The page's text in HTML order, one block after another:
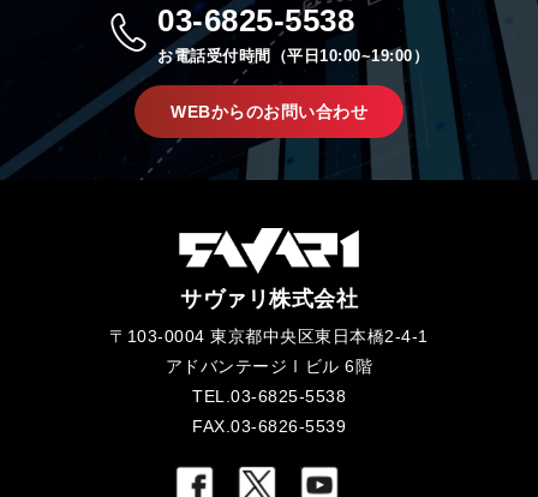
03-6825-5538
お電話受付時間（平日10:00~19:00）
WEBからのお問い合わせ
サヴァリ株式会社
〒103-0004 東京都中央区東日本橋2-4-1
アドバンテージⅠビル 6階
TEL.03-6825-5538
FAX.03-6826-5539